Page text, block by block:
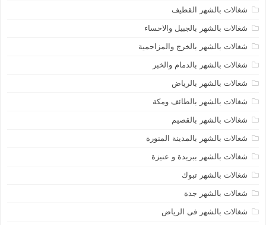
شغالات بالشهر القطيف
شغالات بالشهر بالجبيل والاحساء
شغالات بالشهر بالخرج والمزاحمية
شغالات بالشهر بالدمام والخبر
شغالات بالشهر بالرياض
شغالات بالشهر بالطائف ومكة
شغالات بالشهر بالقصيم
شغالات بالشهر بالمدينة المنورة
شغالات بالشهر ببريدة و عنيزة
شغالات بالشهر تبوك
شغالات بالشهر جدة
شغالات بالشهر فى الرياض